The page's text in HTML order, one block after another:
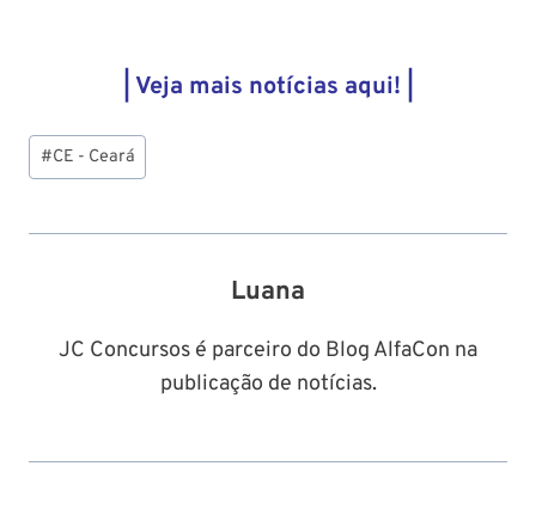
| Veja mais notícias aqui! |
Tags
do
#CE - Ceará
Luana
JC Concursos é parceiro do Blog AlfaCon na
publicação de notícias.